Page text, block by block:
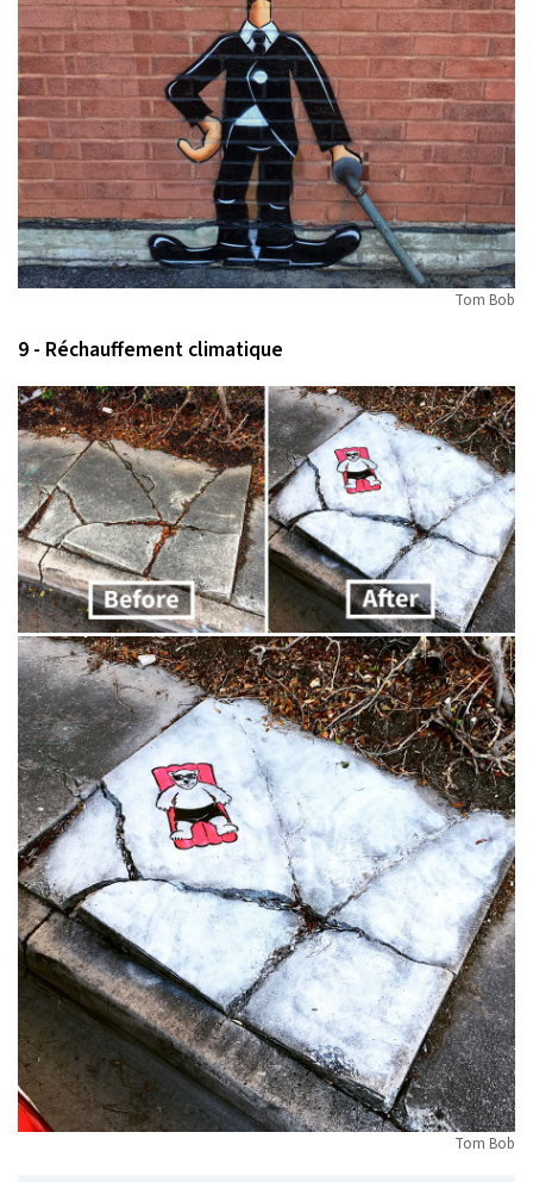
Tom Bob
9 - Réchauffement climatique
Tom Bob